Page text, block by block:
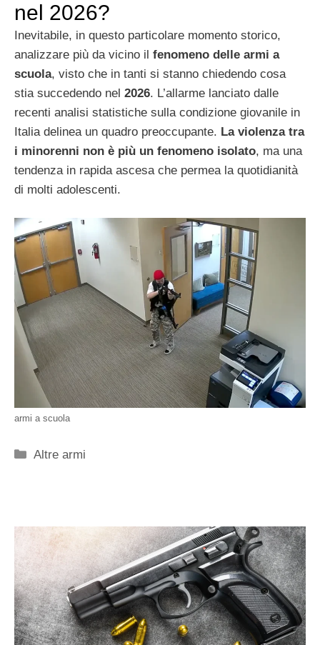
nel 2026?
Inevitabile, in questo particolare momento storico,
analizzare più da vicino il fenomeno delle armi a
scuola, visto che in tanti si stanno chiedendo cosa
stia succedendo nel 2026. L’allarme lanciato dalle
recenti analisi statistiche sulla condizione giovanile in
Italia delinea un quadro preoccupante. La violenza tra
i minorenni non è più un fenomeno isolato, ma una
tendenza in rapida ascesa che permea la quotidianità
di molti adolescenti.
armi a scuola
Categorie
Altre armi